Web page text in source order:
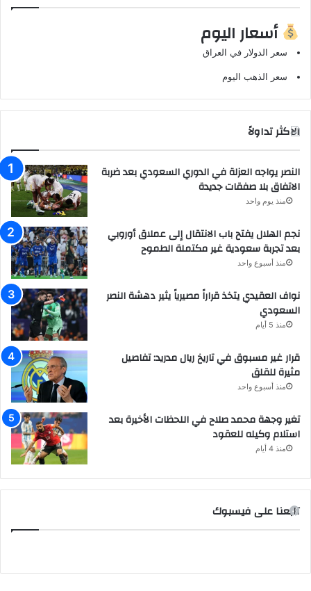
أسعار اليوم
سعر الدولار في العراق
سعر الذهب اليوم
الاكثر تداولاً
النصر يواجه العزلة في الدوري السعودي بعد ضربة
الاتفاق بلا صفقات جديدة
منذ يوم واحد
نجم الهلال يفتح باب الانتقال إلى عملاق أوروبي
بعد تجربة سعودية غير مكتملة الطموح
منذ أسبوع واحد
نواف العقيدي يتخذ قراراً مصيرياً يثير دهشة النصر
السعودي
منذ 5 أيام
قرار غير مسبوق في تاريخ ريال مدريد: تفاصيل
مثيرة للقلق
منذ أسبوع واحد
تغير وجهة محمد صلاح في اللحظات الأخيرة بعد
استلام وكيله للعقود
منذ 4 أيام
تابعنا على فيسبوك